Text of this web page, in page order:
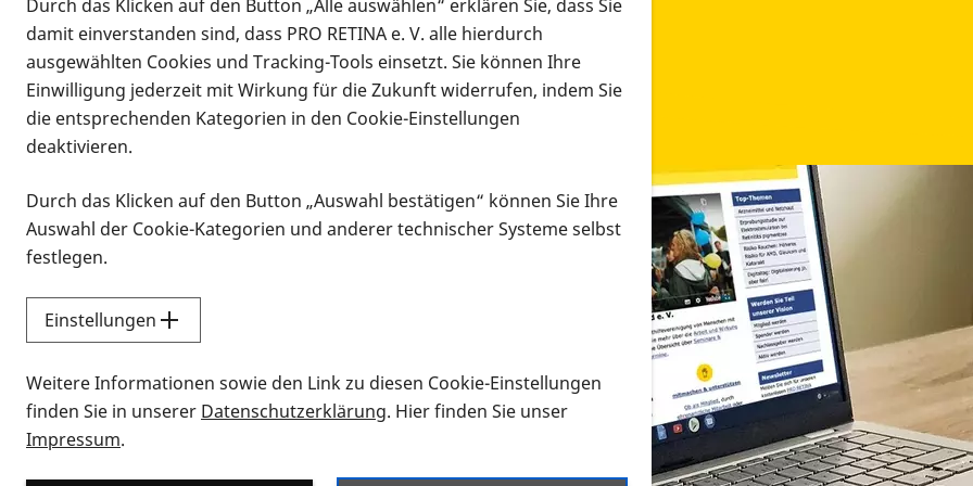
Infomaterial
Infomaterial
Vorlesen
Alle Infomaterialien in verschiedenen Formaten an
Sie möchten wissen, wie Sie nach Infonmaterial suchen und dieses bestellen bzw. herunterladen
Durch das Klicken auf den Button „Alle auswählen“ erklären Sie, dass Sie
damit einverstanden sind, dass PRO RETINA e. V. alle hierdurch
ausgewählten Cookies und Tracking-Tools einsetzt. Sie können Ihre
Einwilligung jederzeit mit Wirkung für die Zukunft widerrufen, indem Sie
die entsprechenden Kategorien in den Cookie-Einstellungen
deaktivieren.
Durch das Klicken auf den Button „Auswahl bestätigen“ können Sie Ihre
Auswahl der Cookie-Kategorien und anderer technischer Systeme selbst
festlegen.
Einstellungen
Weitere Informationen sowie den Link zu diesen Cookie-Einstellungen
finden Sie in unserer Datenschutzerklärung. Hier finden Sie unser
Impressum.